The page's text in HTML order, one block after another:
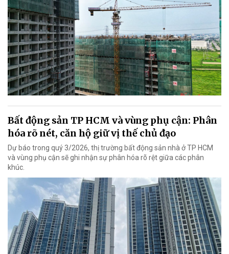
Bất động sản TP HCM và vùng phụ cận: Phân
hóa rõ nét, căn hộ giữ vị thế chủ đạo
Dự báo trong quý 3/2026, thị trường bất động sản nhà ở TP HCM
và vùng phụ cận sẽ ghi nhận sự phân hóa rõ rệt giữa các phân
khúc.